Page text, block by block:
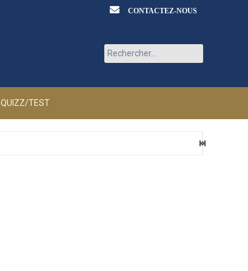
CONTACTEZ-NOUS
Rechercher :
QUIZZ/TEST